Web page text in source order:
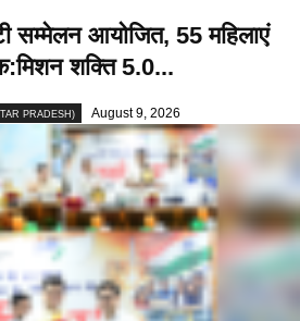
सम्मेलन आयोजित, 55 महिलाएं
शक्ति 5.0...
PRADESH) August 9, 2026